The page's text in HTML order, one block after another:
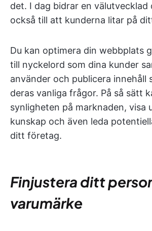
det. I dag bidrar en välutvecklad
också till att kunderna litar på
Du kan optimera din webbplats
till nyckelord som dina kunder
använder och publicera innehåll
deras vanliga frågor. På så sätt
synligheten på marknaden, visa
kunskap och även leda
ditt företag.
Finjustera ditt
varumärke